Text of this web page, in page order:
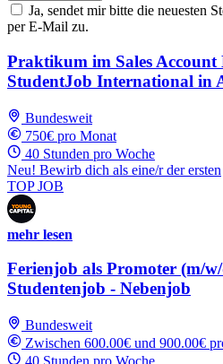
Ja, sendet mir bitte die neuesten
per E-Mail zu.
Praktikum im Sales Account
StudentJob International in
Bundesweit
750€ pro Monat
40 Stunden pro Woche
Neu! Bewirb dich als eine/r der ersten
TOP JOB
mehr lesen
Ferienjob als Promoter (m/
Studentenjob - Nebenjob
Bundesweit
Zwischen 600.00€ und 900.00€